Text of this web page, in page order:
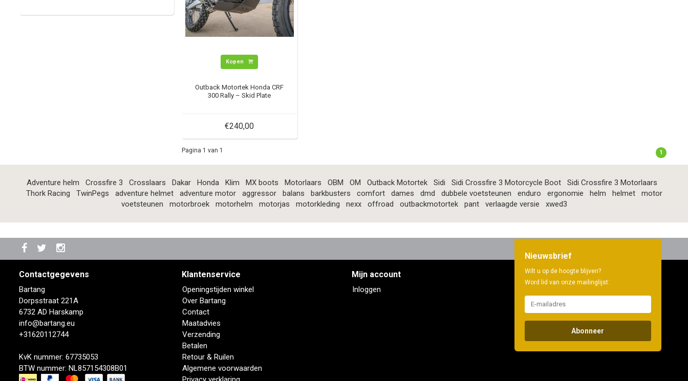
Kopen
Outback Motortek Honda CRF
300 Rally – Skid Plate
€240,00
Pagina 1 van 1 1
Adventure helm Crossfire 3 Crosslaars Dakar Honda Klim MX boots Motorlaars OBM OM Outback Motortek Sidi Sidi Crossfire 3 Motorcycle Boot
Sidi Crossfire 3 Motorlaars
Thork Racing
TwinPegs adventure helmet adventure motor aggressor balans barkbusters comfort dames dmd dubbele voetsteunen enduro ergonomie helm helmet
motor
voetsteunen
motorbroek motorhelm motorjas motorkleding nexx offroad outbackmotortek pant verlaagde versie xwed3
Contactgegevens
Bartang
Dorpsstraat 221A
6732 AD Harskamp
info@bartang.eu
+31620112744
KvK nummer: 67735053
BTW nummer: NL857154308B01
Klantenservice
Openingstijden winkel
Over Bartang
Contact
Maatadvies
Verzending
Betalen
Retour & Ruilen
Algemene voorwaarden
Mijn account
Inloggen
Nieuwsbrief
Wilt u op de hoogte blijven?
Word lid van onze mailinglijst:
Abonneer